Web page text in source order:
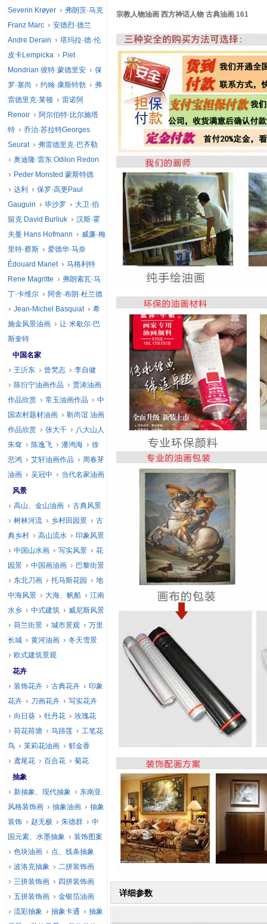
宗教人物油画 西方神话人物 古典油画 161
详细参数
Severin Krøyer
弗朗茨·马克
Franz Marc
安德烈·德兰
Andre Derain
塔玛拉·德·伦
皮卡Lempicka
Piet
Mondrian 彼特·蒙德里安
保
罗·塞尚
约翰·康斯特勃
弗
雷德里克·莱顿
雷诺阿
Renoir
阿尔伯特·比尔施塔
特
乔治·苏拉特Georges
Seurat
弗雷德里克·巴齐勒
奥迪隆·雷东 Odilon Redon
Peder Monsted 蒙斯特德
达利
保罗·高更Paul
Gauguin
毕沙罗
大卫·伯
留克 David Burliuk
汉斯·霍
夫曼 Hans Hofmann
威廉·梅
里特·蔡斯
爱德华·马奈
Édouard Manet
马格利特
Rene Magritte
弗朗索瓦·马
丁·卡维尔
阿舍·布朗·杜兰德
Jean-Michel Basquiat
希
施金风景油画
让·米歇尔·巴
斯奎特
中国名家
王沂东
曾梵志
李自健
陈衍宁油画作品
贾涛油画
作品欣赏
常玉油画作品
中
国农村题材油画
靳尚谊 油画
作品欣赏
张大千
八大山人
朱耷
陈逸飞 潘鸿海
徐
悲鸿
艾轩油画作品
周春芽
油画
吴冠中
当代名家油画
风景
高山、金山油画
古典风景
树林河流
乡村田园景
古
典乡村
高山流水
印象风景
中国山水画
写实风景
花
园景
中国画油画
巴黎街景
东北刀画
托马斯花园
地
中海风景
大海、帆船
江南
水乡
中式建筑
威尼斯风景
荷兰街景
城市景观
万里
长城
黄河油画
冬天雪景
欧式建筑景观
花卉
装饰花卉
古典花卉
印象
花卉
刀画花卉
写实花卉
向日葵
牡丹花
玫瑰花
荷花荷塘
马蹄莲
工笔花
鸟
茉莉花油画
郁金香
鸢尾花
百合花
菊花
抽象
新抽象、现代抽象
东南亚
风格装饰画
抽象油画
抽象
装饰
赵无极 朱德群
中
国元素、水墨抽象
装饰图案
色块油画
点、线条抽象
波洛克抽象
二拼装饰画
三拼装饰画
四拼装饰画
五拼装饰画
金银箔油画
流彩抽象
抽象卡通
抽象